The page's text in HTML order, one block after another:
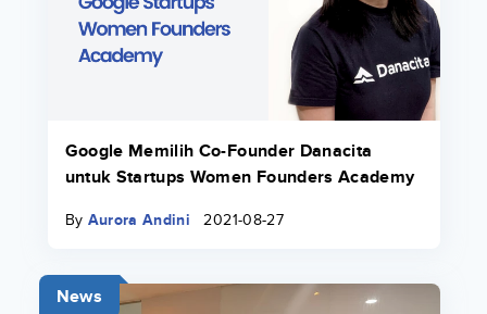
Google Memilih Co-Founder Danacita
untuk Startups Women Founders Academy
By Aurora Andini 2021-08-27
News